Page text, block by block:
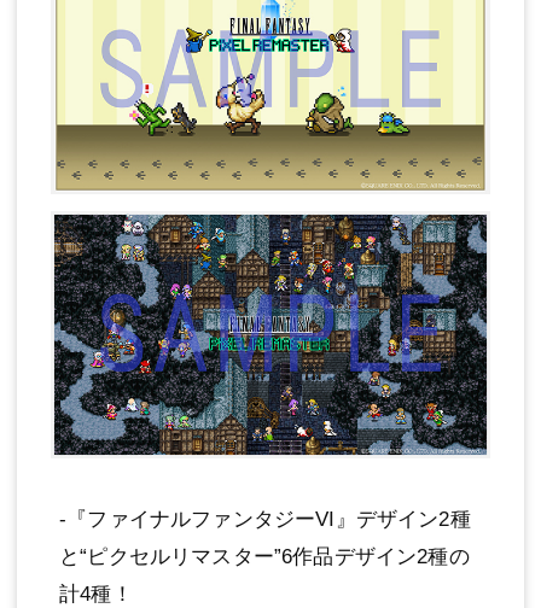
-『ファイナルファンタジーVI』デザイン2種
と“ピクセルリマスター”6作品デザイン2種の
計4種！